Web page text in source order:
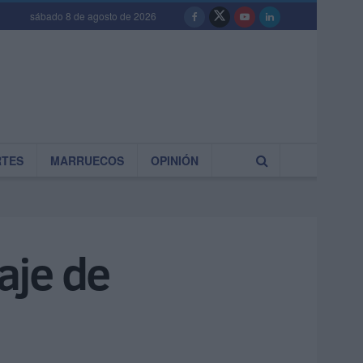
sábado 8 de agosto de 2026
MARRUECOS OPINIÓN
de